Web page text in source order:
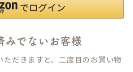
みでないお客様
だきますと、二度目のお買い物